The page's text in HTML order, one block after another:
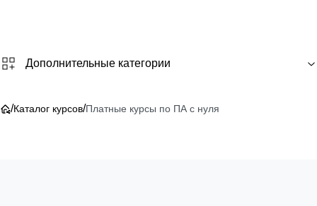
Дополнительные категории
/Каталог курсов/Платные курсы по ПА с нуля